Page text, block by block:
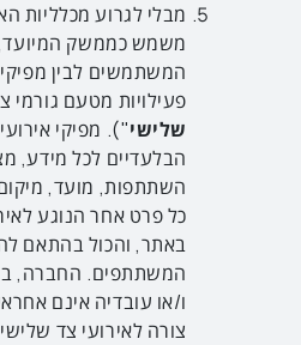
מבלי לגרוע מכלליות
משמש כממשק המיועד,
המשתמשים לבין מפיקי
פעילויות מטעם גורמי
שלישי"). מפיקי
הבלעדיים לכל מידע,
השתתפות, מועד,
כל פרט אחר הנוגע
באתר, והכול בהתאם
המשתתפים. החברה,
ו/או עובדיה אינם
צורה לאירועי צד